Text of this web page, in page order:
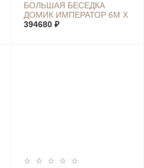
БОЛЬШАЯ БЕСЕДКА
ДОМИК ИМПЕРАТОР 6М Х
6М
394680 ₽